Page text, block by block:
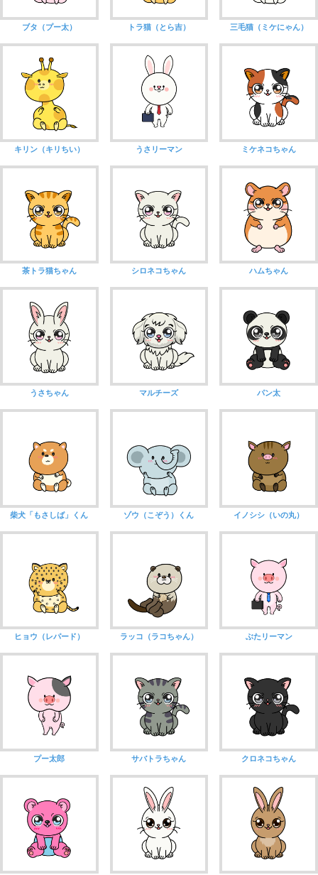
ブタ（プー太） トラ猫（とら吉） 三毛猫（ミケにゃん）
キリン（キリちい） うさリーマン ミケネコちゃん
茶トラ猫ちゃん シロネコちゃん ハムちゃん
うさちゃん マルチーズ パン太
柴犬「もさしば」くん ゾウ（こぞう）くん イノシシ（いの丸）
ヒョウ（レパード） ラッコ（ラコちゃん） ぶたリーマン
プー太郎 サバトラちゃん クロネコちゃん